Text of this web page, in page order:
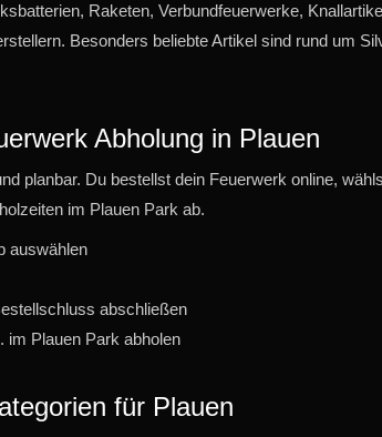
Raketen, Verbundfeuerwerke,
Besonders beliebte Artikel sind rund um
Abholung in Plauen
planbar. Du bestellst dein Feuerwerk online,
im Plauen Park ab.
auswählen
abschließen
im Plauen Park abholen
für Plauen